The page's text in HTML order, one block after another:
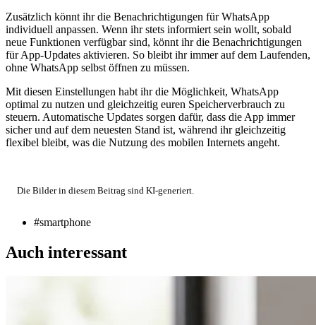
Zusätzlich könnt ihr die Benachrichtigungen für WhatsApp
individuell anpassen. Wenn ihr stets informiert sein wollt, sobald
neue Funktionen verfügbar sind, könnt ihr die Benachrichtigungen
für App-Updates aktivieren. So bleibt ihr immer auf dem Laufenden,
ohne WhatsApp selbst öffnen zu müssen.
Mit diesen Einstellungen habt ihr die Möglichkeit, WhatsApp
optimal zu nutzen und gleichzeitig euren Speicherverbrauch zu
steuern. Automatische Updates sorgen dafür, dass die App immer
sicher und auf dem neuesten Stand ist, während ihr gleichzeitig
flexibel bleibt, was die Nutzung des mobilen Internets angeht.
Die Bilder in diesem Beitrag sind KI-generiert.
#smartphone
Auch interessant